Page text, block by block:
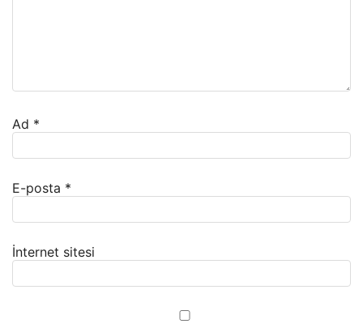
Ad *
E-posta *
İnternet sitesi